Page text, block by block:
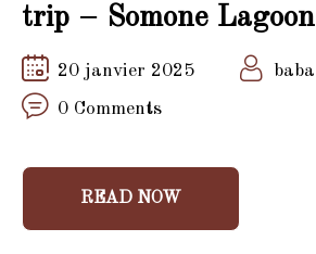
trip – Somone Lagoon
20 janvier 2025 baba
0 Comments
READ NOW